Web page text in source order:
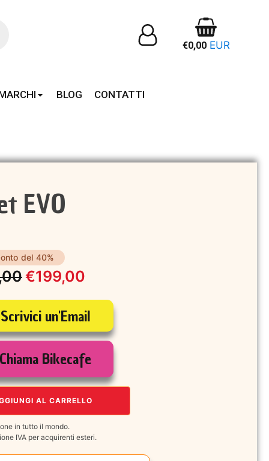
€0,00EUR
BLOG CONTATTI
EVO
del 40%
€199,00
Scrivici un'Email
Chiama Bikecafe
AL CARRELLO
in tutto il mondo.
IVA per acquirenti esteri.